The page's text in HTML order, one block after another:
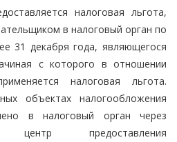
налоговая льгота,
в налоговый орган по
31 декабря года, являющегося
с которого в отношении
налоговая льгота.
объектах налогообложения
в налоговый орган через
центр предоставления